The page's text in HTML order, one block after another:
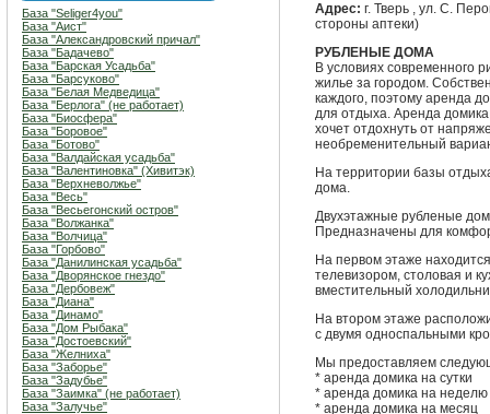
База "Seliger4you"
База "Аист"
База "Александровский причал"
База "Бадачево"
База "Барская Усадьба"
База "Барсуково"
База "Белая Медведица"
База "Берлога" (не работает)
База "Биосфера"
База "Боровое"
База "Ботово"
База "Валдайская усадьба"
База "Валентиновка" (Хивитэк)
База "Верхневолжье"
База "Весь"
База "Весьегонский остров"
База "Волжанка"
База "Волчица"
База "Горбово"
База "Данилинская усадьба"
База "Дворянское гнездо"
База "Дербовеж"
База "Диана"
База "Динамо"
База "Дом Рыбака"
База "Достоевский"
База "Желниха"
База "Заборье"
База "Задубье"
База "Заимка" (не работает)
База "Залучье"
Адрес: г. Тверь , ул. С.
стороны аптеки)
РУБЛЕНЫЕ ДОМА
В условиях современного
жилье за городом.
каждого, поэтому аренда
для отдыха. Аренда
хочет отдохнуть от
необременительный
На территории базы
дома.
Двухэтажные рубленые
Предназначены для
На первом этаже
телевизором, столовая и
вместительный
На втором этаже
с двумя односпальными
Мы предоставляем
* аренда домика на сутки
* аренда домика на неделю
* аренда домика на месяц